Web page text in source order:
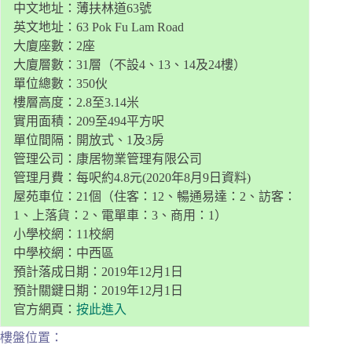
中文地址：薄扶林道63號
英文地址：63 Pok Fu Lam Road
大廈座數：2座
大廈層數：31層（不設4、13、14及24樓）
單位總數：350伙
樓層高度：2.8至3.14米
實用面積：209至494平方呎
單位間隔：開放式、1及3房
管理公司：康居物業管理有限公司
管理月費：每呎約4.8元(2020年8月9日資料)
屋苑車位：21個（住客：12、暢通易達：2、訪客：
1、上落貨：2、電單車：3、商用：1）
小學校網：11校網
中學校網：中西區
預計落成日期：2019年12月1日
預計關鍵日期：2019年12月1日
官方網頁： 按此進入
樓盤位置：